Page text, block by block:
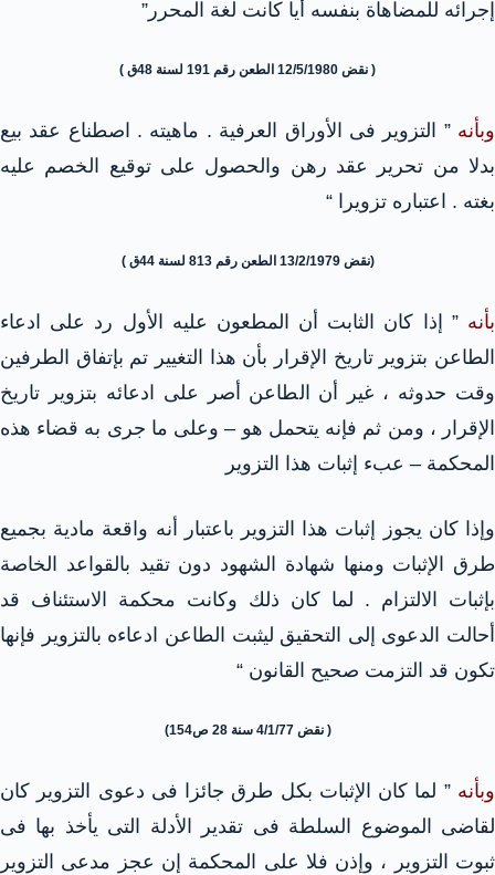
إجرائه للمضاهاة بنفسه أيا كانت لغة المحرر”
( نقض 12/5/1980 الطعن رقم 191 لسنة 48ق )
وبأنه ” التزوير فى الأوراق العرفية . ماهيته . اصطناع عقد بيع
بدلا من تحرير عقد رهن والحصول على توقيع الخصم عليه
بغته . اعتباره تزويرا “
(نقض 13/2/1979 الطعن رقم 813 لسنة 44ق )
بأنه ” إذا كان الثابت أن المطعون عليه الأول رد على ادعاء
الطاعن بتزوير تاريخ الإقرار بأن هذا التغيير تم بإتفاق الطرفين
وقت حدوثه ، غير أن الطاعن أصر على ادعائه بتزوير تاريخ
الإقرار ، ومن ثم فإنه يتحمل هو – وعلى ما جرى به قضاء هذه
المحكمة – عبء إثبات هذا التزوير
وإذا كان يجوز إثبات هذا التزوير باعتبار أنه واقعة مادية بجميع
طرق الإثبات ومنها شهادة الشهود دون تقيد بالقواعد الخاصة
بإثبات الالتزام . لما كان ذلك وكانت محكمة الاستئناف قد
أحالت الدعوى إلى التحقيق ليثبت الطاعن ادعاءه بالتزوير فإنها
تكون قد التزمت صحيح القانون “
( نقض 4/1/77 سنة 28 ص154)
وبأنه ” لما كان الإثبات بكل طرق جائزا فى دعوى التزوير كان
لقاضى الموضوع السلطة فى تقدير الأدلة التى يأخذ بها فى
ثبوت التزوير ، وإذن فلا على المحكمة إن عجز مدعى التزوير